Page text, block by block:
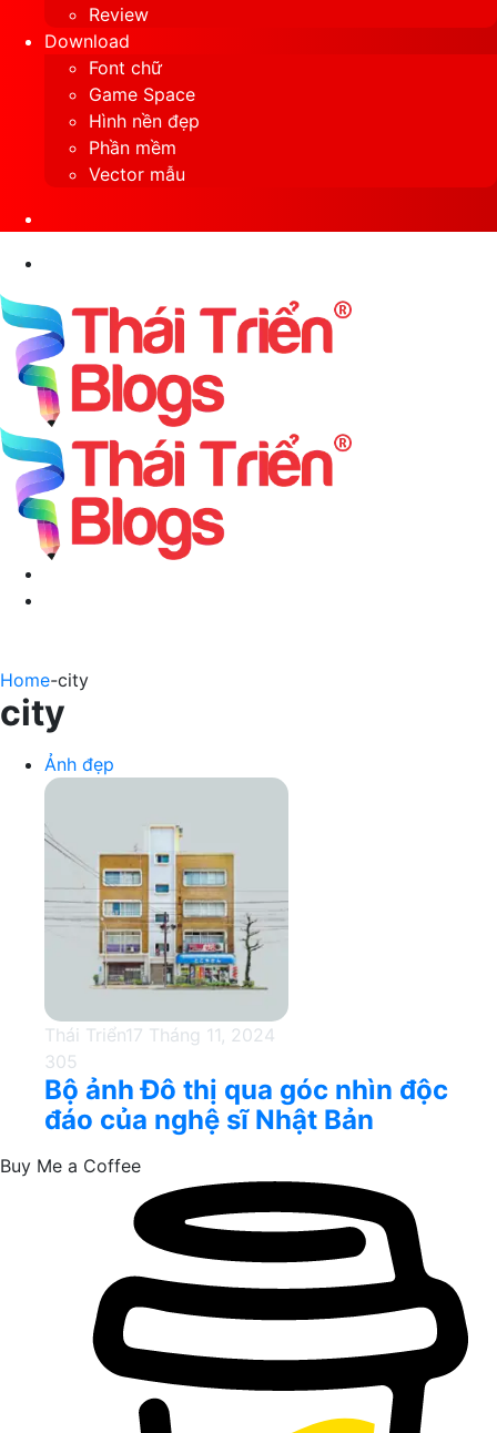
Review
Download
Font chữ
Game Space
Hình nền đẹp
Phần mềm
Vector mẫu
Home-city
city
Ảnh đẹp
Thái Triển17 Tháng 11, 2024
305
Bộ ảnh Đô thị qua góc nhìn độc
đáo của nghệ sĩ Nhật Bản
Buy Me a Coffee